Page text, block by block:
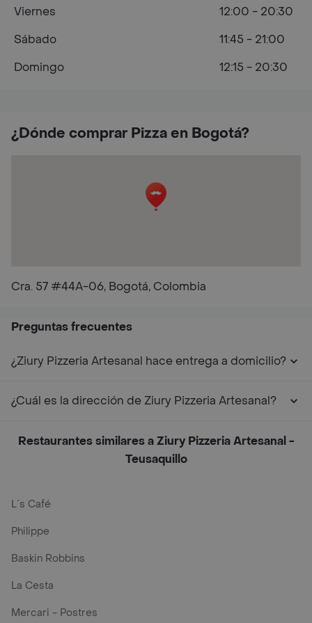
¿Dónde comprar Pizza en Bogotá?
Cra. 57 #44A-06, Bogotá, Colombia
Viernes
12:00 - 20:30
Sábado
11:45 - 21:00
Domingo
12:15 - 20:30
Preguntas frecuentes
¿Ziury Pizzeria Artesanal hace entrega a domicilio?
¿Cuál es la dirección de Ziury Pizzeria Artesanal?
Restaurantes similares a Ziury Pizzeria Artesanal -
Teusaquillo
L´s Café
Philippe
Baskin Robbins
La Cesta
Mercari - Postres